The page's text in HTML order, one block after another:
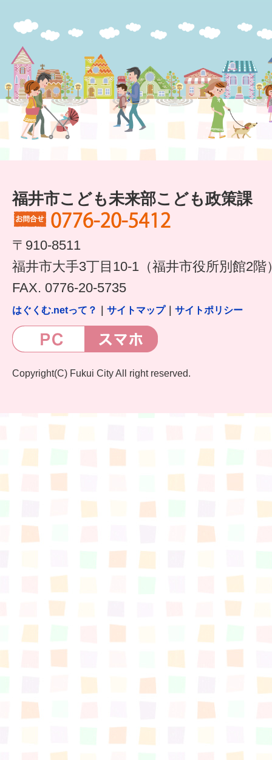
福井市こども未来部こども政策課
〒910-8511
福井市大手3丁目10-1（福井市役所別館2階
FAX. 0776-20-5735
はぐくむ.netって？ サイトマップ｜ サイトポリシー
Copyright(C) Fukui City All right reserved.